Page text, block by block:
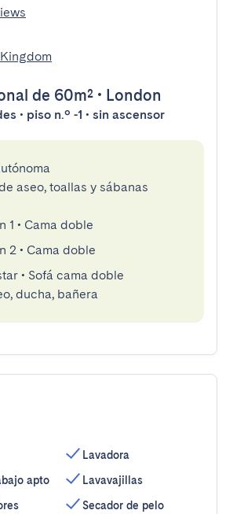
de 60m² • London
• piso n.º -1 • sin ascensor
aseo, toallas y sábanas
1 • Cama doble
2 • Cama doble
• Sofá cama doble
ducha, bañera
apto
Lavadora
Lavavajillas
Secador de pelo